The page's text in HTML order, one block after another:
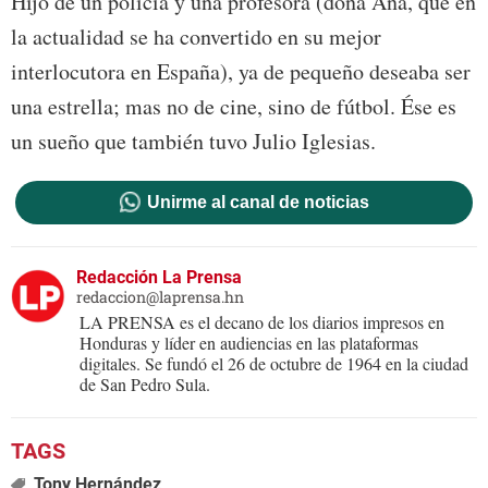
la actualidad se ha convertido en su mejor
interlocutora en España), ya de pequeño deseaba ser
una estrella; mas no de cine, sino de fútbol. Ése es
un sueño que también tuvo Julio Iglesias.
Unirme al canal de noticias
Redacción La Prensa
redaccion@laprensa.hn
LA PRENSA es el decano de los diarios impresos en
Honduras y líder en audiencias en las plataformas
digitales. Se fundó el 26 de octubre de 1964 en la ciudad
de San Pedro Sula.
Tony Hernández